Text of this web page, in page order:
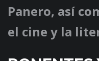
Panero, así
el cine y la